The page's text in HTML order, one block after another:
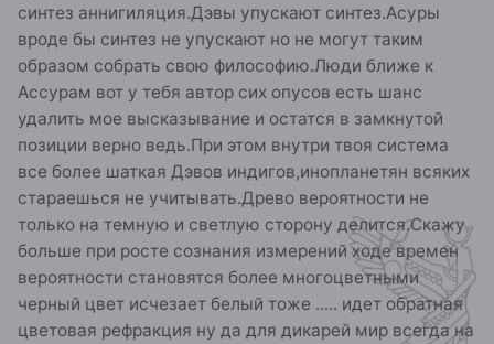
синтез аннигиляция.Дэвы упускают синтез.Асуры
вроде бы синтез не упускают но не могут таким
образом собрать свою философию.Люди ближе к
Ассурам вот у тебя автор сих опусов есть шанс
удалить мое высказывание и остатся в замкнутой
позиции верно ведь.При этом внутри твоя система
все более шаткая Дэвов индигов,инопланетян всяких
стараешься не учитывать.Древо вероятности не
только на темную и светлую сторону делится.Скажу
больше при росте сознания измерений ходе времен
вероятности становятся более многоцветными
черный цвет исчезает белый тоже ..... идет обратная
цветовая рефракция ну да для дикарей мир всегда на